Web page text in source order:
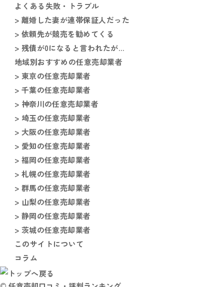
よくある失敗・トラブル
> 離婚した妻が連帯保証人だった
> 依頼先が競売を勧めてくる
> 残債が0になると言われたが…
地域別おすすめの任意売却業者
> 東京の任意売却業者
> 千葉の任意売却業者
> 神奈川の任意売却業者
> 埼玉の任意売却業者
> 大阪の任意売却業者
> 愛知の任意売却業者
> 福岡の任意売却業者
> 札幌の任意売却業者
> 群馬の任意売却業者
> 山梨の任意売却業者
> 静岡の任意売却業者
> 茨城の任意売却業者
このサイトについて
コラム